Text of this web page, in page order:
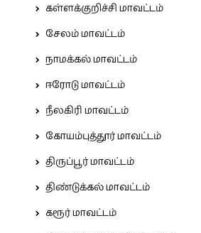
கள்ளக்குறிச்சி மாவட்டம்
சேலம் மாவட்டம்
நாமக்கல் மாவட்டம்
ஈரோடு மாவட்டம்
நீலகிரி மாவட்டம்
கோயம்புத்தூர் மாவட்டம்
திருப்பூர் மாவட்டம்
திண்டுக்கல் மாவட்டம்
கரூர் மாவட்டம்